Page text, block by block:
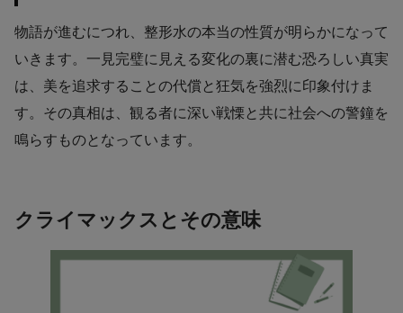
物語が進むにつれ、整形水の本当の性質が明らかになって
いきます。一見完璧に見える変化の裏に潜む恐ろしい真実
は、美を追求することの代償と狂気を強烈に印象付けま
す。その真相は、観る者に深い戦慄と共に社会への警鐘を
鳴らすものとなっています。
クライマックスとその意味